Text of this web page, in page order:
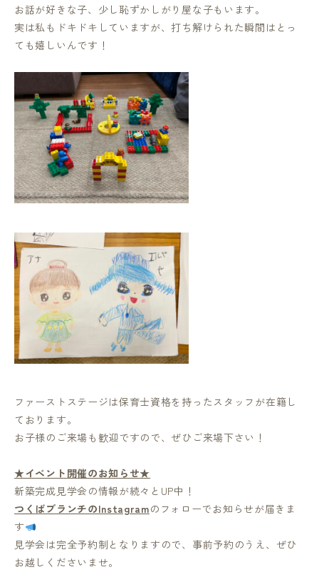
お話が好きな子、少し恥ずかしがり屋な子もいます。
実は私もドキドキしていますが、打ち解けられた瞬間はとっ
ても嬉しいんです！
ファーストステージは保育士資格を持ったスタッフが在籍し
ております。
お子様のご来場も歓迎ですので、ぜひご来場下さい！
★イベント開催のお知らせ★
新築完成見学会の情報が続々とUP中！
つくばブランチのInstagramのフォローでお知らせが届きま
す
見学会は完全予約制となりますので、事前予約のうえ、ぜひ
お越しくださいませ。